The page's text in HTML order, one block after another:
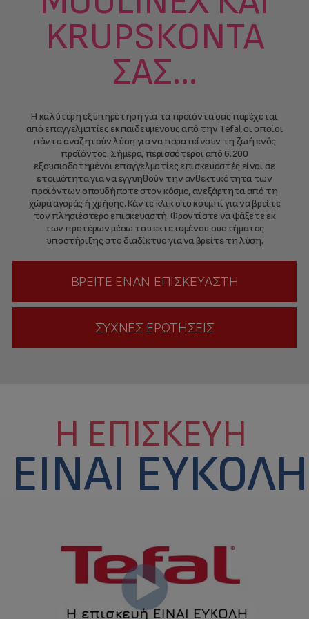
KRUPSΚΟΝΤΆ
ΣΑΣ...
Η καλύτερη εξυπηρέτηση για τα προϊόντα σας παρέχεται
από επαγγελματίες εκπαιδευμένους από την Tefal, οι οποίοι
πάντα αναζητούν λύση για να παρατείνουν τη ζωή ενός
προϊόντος. Σήμερα, περισσότεροι από 6.200
εξουσιοδοτημένοι επαγγελματίες επισκευαστές είναι σε
ετοιμότητα για να εγγυηθούν την ανθεκτικότητα των
προϊόντων οπουδήποτε στον κόσμο, ανεξάρτητα από τη
χώρα αγοράς ή χρήσης. Κάντε κλικ στο κουμπί για να βρείτε
τον πλησιέστερο επισκευαστή. Φροντίστε να ψάξετε εκ
των προτέρων μέσω του εκτεταμένου συστήματος
υποστήριξης στο διαδίκτυο για να βρείτε τη λύση.
ΒΡΕΊΤΕ ΈΝΑΝ ΕΠΙΣΚΕΥΑΣΤΉ
ΣΥΧΝΈΣ ΕΡΩΤΉΣΕΙΣ
Η ΕΠΙΣΚΕΥΉ
ΕΊΝΑΙ ΕΎΚΟΛΗ